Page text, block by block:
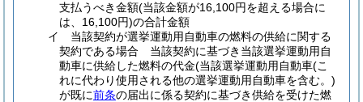
支払うべき金額(当該金額が16,100円を超える場合に
は、16,100円)の合計金額
イ
当該契約が選挙運動用自動車の燃料の供給に関する
契約である場合 当該契約に基づき当該選挙運動用自
動車に供給した燃料の代金(当該選挙運動用自動車(こ
れに代わり使用される他の選挙運動用自動車を含む。)
が既に前条の届出に係る契約に基づき供給を受けた燃